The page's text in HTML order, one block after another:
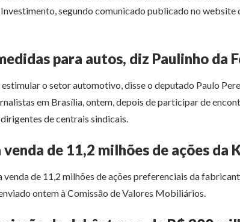
segundo comunicado publicado no website
para autos, diz Paulinho da
o setor automotivo, disse o deputado Paulo
em Brasília, ontem, depois de participar de
de centrais sindicais.
de 11,2 milhões de ações da
de 11,2 milhões de ações preferenciais da
ontem à Comissão de Valores Mobiliários.